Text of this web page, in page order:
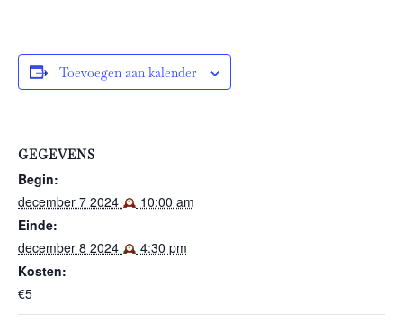
Toevoegen aan kalender
GEGEVENS
Begin:
december 7 2024
10:00 am
Einde:
december 8 2024
4:30 pm
Kosten:
€5